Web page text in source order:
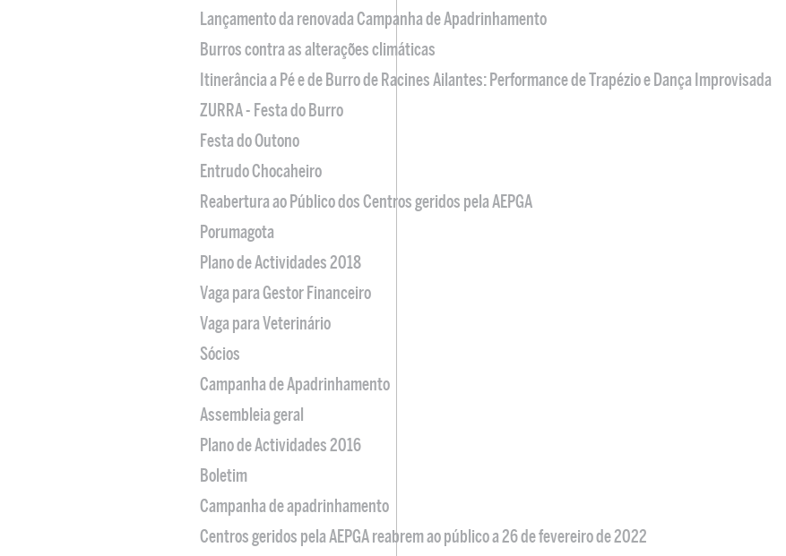
Lançamento da renovada Campanha de Apadrinhamento
Burros contra as alterações climáticas
Itinerância a Pé e de Burro de Racines Ailantes: Performance de Trapézio e Dança Improvisada
ZURRA - Festa do Burro
Festa do Outono
Entrudo Chocaheiro
Reabertura ao Público dos Centros geridos pela AEPGA
Porumagota
Plano de Actividades 2018
Vaga para Gestor Financeiro
Vaga para Veterinário
Sócios
Campanha de Apadrinhamento
Assembleia geral
Plano de Actividades 2016
Boletim
Campanha de apadrinhamento
Centros geridos pela AEPGA reabrem ao público a 26 de fevereiro de 2022